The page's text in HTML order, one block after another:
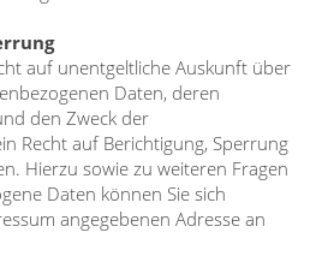
auf unentgeltliche Auskunft über
Daten, deren
den Zweck der
Recht auf Berichtigung, Sperrung
Hierzu sowie zu weiteren Fragen
Daten können Sie sich
angegebenen Adresse an